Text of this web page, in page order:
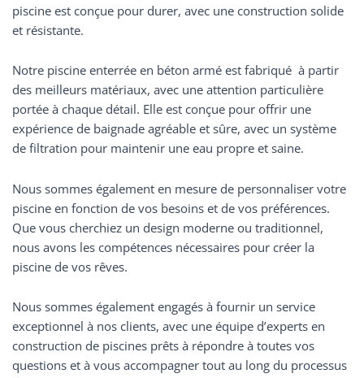
piscine est conçue pour durer, avec une construction solide
et résistante.
Notre piscine enterrée en béton armé est fabriqué à partir
des meilleurs matériaux, avec une attention particulière
portée à chaque détail. Elle est conçue pour offrir une
expérience de baignade agréable et sûre, avec un système
de filtration pour maintenir une eau propre et saine.
Nous sommes également en mesure de personnaliser votre
piscine en fonction de vos besoins et de vos préférences.
Que vous cherchiez un design moderne ou traditionnel,
nous avons les compétences nécessaires pour créer la
piscine de vos rêves.
Nous sommes également engagés à fournir un service
exceptionnel à nos clients, avec une équipe d’experts en
construction de piscines prêts à répondre à toutes vos
questions et à vous accompagner tout au long du processus